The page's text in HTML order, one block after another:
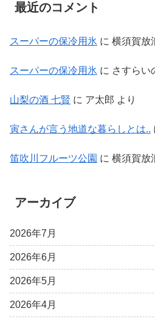
最近のコメント
スーパーの保冷用氷 に 横須賀放
スーパーの保冷用氷 に さすらい
山梨の酒 七賢 に ア太郎 より
寅さんが言う地道な暮らしとは..
笛吹川フルーツ公園 に 横須賀放
アーカイブ
2026年7月
2026年6月
2026年5月
2026年4月